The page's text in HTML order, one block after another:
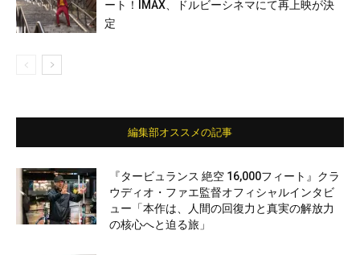
ート！IMAX、ドルビーシネマにて再上映が決
定
編集部オススメの記事
『タービュランス 絶空 16,000フィート』クラ
ウディオ・ファエ監督オフィシャルインタビ
ュー「本作は、人間の回復力と真実の解放力
の核心へと迫る旅」